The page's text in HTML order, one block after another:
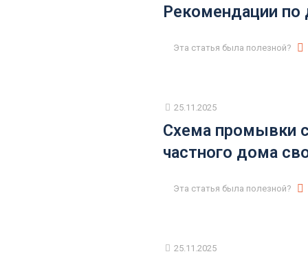
Рекомендации по
Эта статья была полезной?
25.11.2025
Схема промывки
частного дома
Эта статья была полезной?
25.11.2025